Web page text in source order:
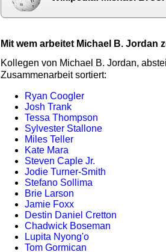
Mit wem arbeitet Michael B. Jordan
Kollegen von Michael B. Jordan,
Zusammenarbeit sortiert:
Ryan Coogler
Josh Trank
Tessa Thompson
Sylvester Stallone
Miles Teller
Kate Mara
Steven Caple Jr.
Jodie Turner-Smith
Stefano Sollima
Brie Larson
Jamie Foxx
Destin Daniel Cretton
Chadwick Boseman
Lupita Nyong'o
Tom Gormican